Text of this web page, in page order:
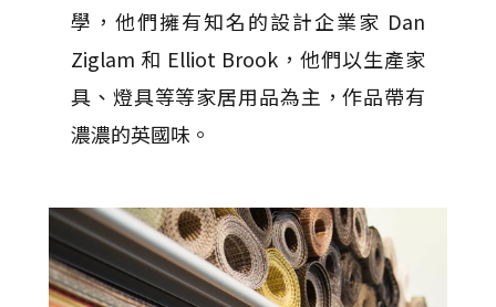
學，他們擁有知名的設計企業家 Dan
Ziglam 和 Elliot Brook，他們以生產家
具、燈具等等家居用品為主，作品帶有
濃濃的英國味。